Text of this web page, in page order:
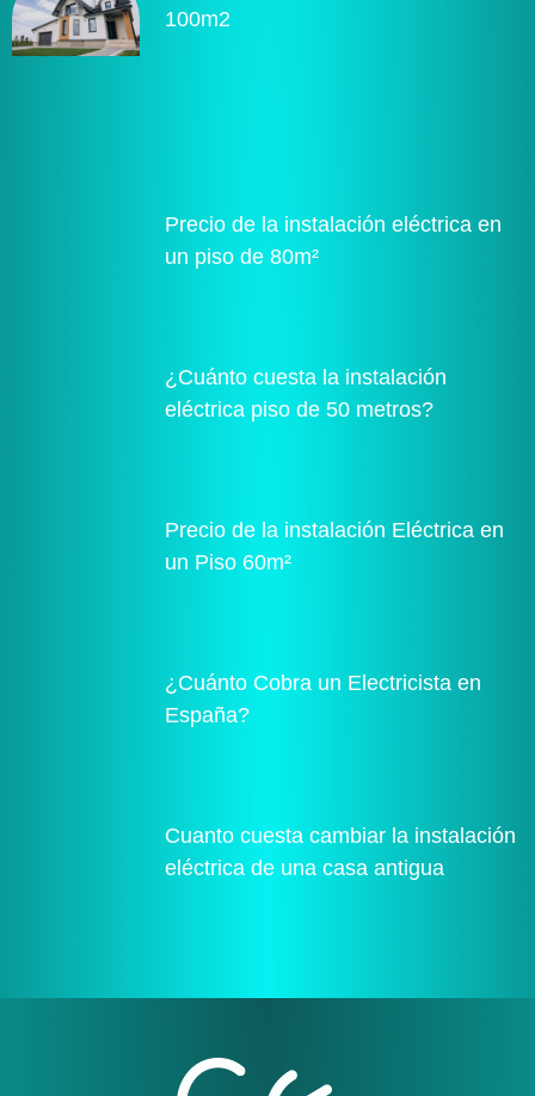
100m2
Precio de la instalación eléctrica en
un piso de 80m²
¿Cuánto cuesta la instalación
eléctrica piso de 50 metros?
Precio de la instalación Eléctrica en
un Piso 60m²
¿Cuánto Cobra un Electricista en
España?
Cuanto cuesta cambiar la instalación
eléctrica de una casa antigua